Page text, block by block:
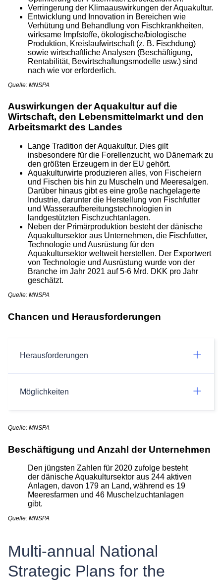
Verringerung der Klimaauswirkungen der Aquakultur.
Entwicklung und Innovation in Bereichen wie
Verhütung und Behandlung von Fischkrankheiten,
wirksame Impfstoffe, ökologische/biologische
Produktion, Kreislaufwirtschaft (z. B. Fischdung)
sowie wirtschaftliche Analysen (Beschäftigung,
Rentabilität, Bewirtschaftungsmodelle usw.) sind
nach wie vor erforderlich.
Quelle: MNSPA
Auswirkungen der Aquakultur auf die
Wirtschaft, den Lebensmittelmarkt und den
Arbeitsmarkt des Landes
Lange Tradition der Aquakultur. Dies gilt
insbesondere für die Forellenzucht, wo Dänemark zu
den größten Erzeugern in der EU gehört.
Aquakulturwirte produzieren alles, von Fischeiern
und Fischen bis hin zu Muscheln und Meeresalgen.
Darüber hinaus gibt es eine große nachgelagerte
Industrie, darunter die Herstellung von Fischfutter
und Wasseraufbereitungstechnologien in
landgestützten Fischzuchtanlagen.
Neben der Primärproduktion besteht der dänische
Aquakultursektor aus Unternehmen, die Fischfutter,
Technologie und Ausrüstung für den
Aquakultursektor weltweit herstellen. Der Exportwert
von Technologie und Ausrüstung wurde von der
Branche im Jahr 2021 auf 5-6 Mrd. DKK pro Jahr
geschätzt.
Quelle: MNSPA
Chancen und Herausforderungen
Herausforderungen
Möglichkeiten
Quelle: MNSPA
Beschäftigung und Anzahl der Unternehmen
Den jüngsten Zahlen für 2020 zufolge besteht
der dänische Aquakultursektor aus 244 aktiven
Anlagen, davon 179 an Land, während es 19
Meeresfarmen und 46 Muschelzuchtanlagen
gibt.
Quelle: MNSPA
Multi-annual National
Strategic Plans for the